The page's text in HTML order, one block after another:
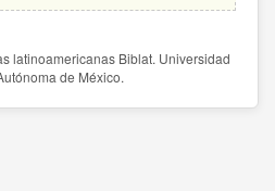
latinoamericanas Biblat. Universidad
de México.